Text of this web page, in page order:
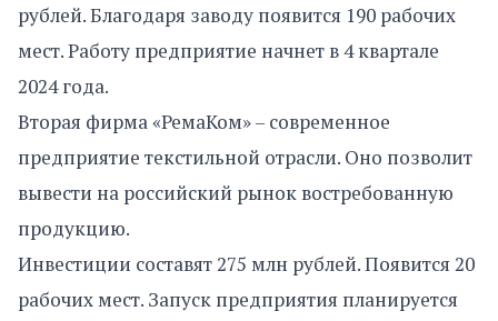
рублей. Благодаря заводу появится 190 рабочих
мест. Работу предприятие начнет в 4 квартале
2024 года.
Вторая фирма «РемаКом» – современное
предприятие текстильной отрасли. Оно позволит
вывести на российский рынок востребованную
продукцию.
Инвестиции составят 275 млн рублей. Появится 20
рабочих мест. Запуск предприятия планируется